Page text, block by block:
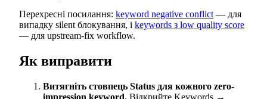
Перехресні посилання: keyword negative conflict — для
випадку silent блокування, і keywords з low quality score
— для upstream-fix workflow.
Як виправити
Витягніть стовпець Status для кожного zero-
impression keyword. Відкрийте Keywords →